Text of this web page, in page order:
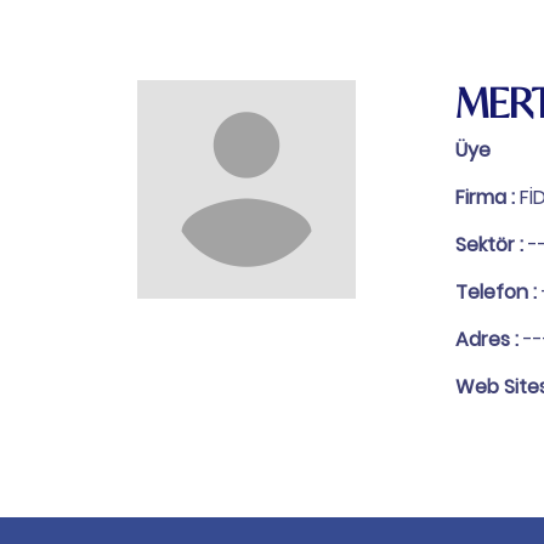
Üye
Firma :
Sektör :
Telefon :
Adres :
Web